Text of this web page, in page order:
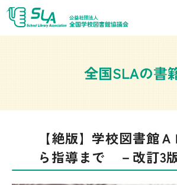
全国SLAの書
【絶版】学校図書館
ら指導まで －改訂3